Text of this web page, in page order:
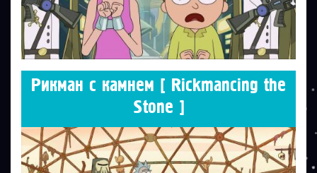
Рикман с камнем [ Rickmancing the
Stone ]